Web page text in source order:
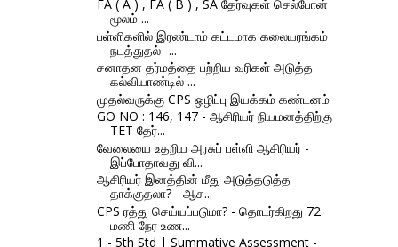
FA ( A ) , FA ( B ) , SA தேர்வுகள் செல்போன்
மூலம் ...
பள்ளிகளில் இரண்டாம் கட்டமாக கலையரங்கம்
நடத்துதல் -...
சனாதன தர்மத்தை பற்றிய வரிகள் அடுத்த
கல்வியாண்டில் ...
முதல்வருக்கு CPS ஒழிப்பு இயக்கம் கண்டனம்
GO NO : 146, 147 - ஆசிரியர் நியமனத்திற்கு
TET தேர்...
வேலையை உதறிய அரசுப் பள்ளி ஆசிரியர் -
இப்போதாவது வி...
ஆசிரியர் இனத்தின் மீது அடுத்தடுத்த
தாக்குதலா? - ஆச...
CPS ரத்து செய்யப்படுமா? - தொடர்கிறது 72
மணி நேர உண...
1 - 5th Std | Summative Assessment -